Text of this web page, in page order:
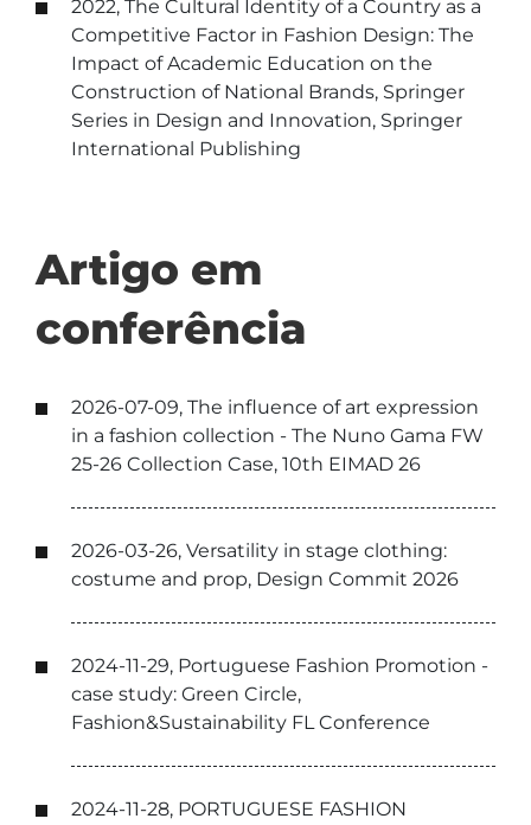
2022, The Cultural Identity of a Country as a
Competitive Factor in Fashion Design: The
Impact of Academic Education on the
Construction of National Brands, Springer
Series in Design and Innovation, Springer
International Publishing
Artigo em
conferência
2026-07-09, The influence of art expression
in a fashion collection - The Nuno Gama FW
25-26 Collection Case, 10th EIMAD 26
2026-03-26, Versatility in stage clothing:
costume and prop, Design Commit 2026
2024-11-29, Portuguese Fashion Promotion -
case study: Green Circle,
Fashion&Sustainability FL Conference
2024-11-28, PORTUGUESE FASHION